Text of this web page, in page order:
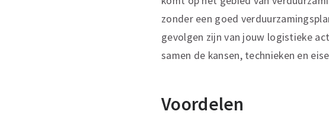
zonder een goed
gevolgen zijn van jouw logistieke
samen de kansen, technieken en
Voordelen